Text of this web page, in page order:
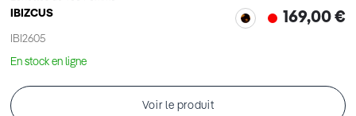
IBIZCUS
IBI2605
169,00 €
En stock en ligne
Voir le produit